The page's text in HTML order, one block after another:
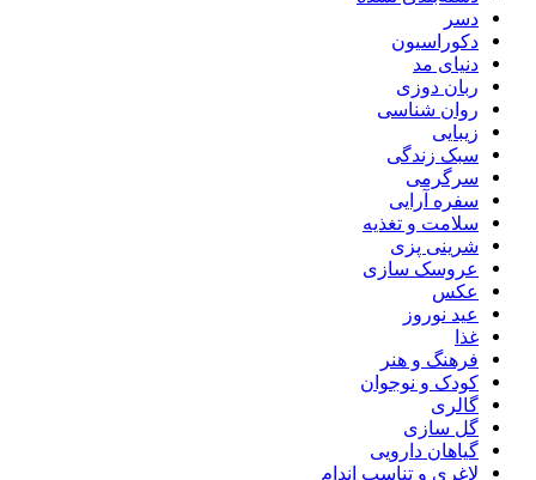
دسر
دکوراسیون
دنیای مد
ربان دوزی
روان شناسی
زیبایی
سبک زندگی
سرگرمی
سفره آرایی
سلامت و تغذیه
شرینی پزی
عروسک سازی
عکس
عید نوروز
غذا
فرهنگ و هنر
کودک و نوجوان
گالری
گل سازی
گیاهان دارویی
لاغری و تناسب اندام